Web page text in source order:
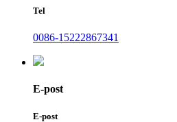
Tel
0086-15222867341
E-post
E-post